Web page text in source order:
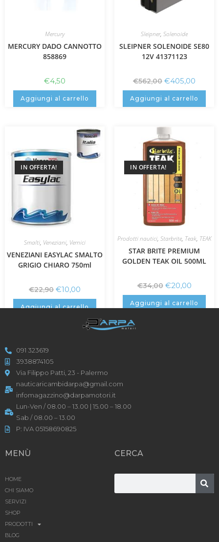
Mercury
MERCURY DADO CANNOTTO
858869
€4,50
Aggiungi al carrello
Sleipner, Solenoide
SLEIPNER SOLENOIDE SE80
12V 41371123
€562,00 €405,00
Aggiungi al carrello
IN OFFERTA!
Smalti, Veneziani, Vernici
VENEZIANI EASYLAC SMALTO
GRIGIO CHIARO 750ml
€22,90 €10,00
Aggiungi al carrello
IN OFFERTA!
Prodotti nautici, Starbrite, Teak, TEAK
STAR BRITE PREMIUM
GOLDEN TEAK OIL 500ML
€34,00 €20,00
Aggiungi al carrello
091 323619
3938874105
Via Filippo Patti, 23 - Palermo
nauticaricambidarpa@gmail.com
infomagazzino@darpamotori.it
Lun-Ven / 08.00 – 13.00 | 15.00 – 18.00
Sab / 08.00 – 13.00
P: IVA 05158690825
MENÙ
HOME
CHI SIAMO
SERVIZI
SHOP
PRODOTTI
BLOG
CERCA